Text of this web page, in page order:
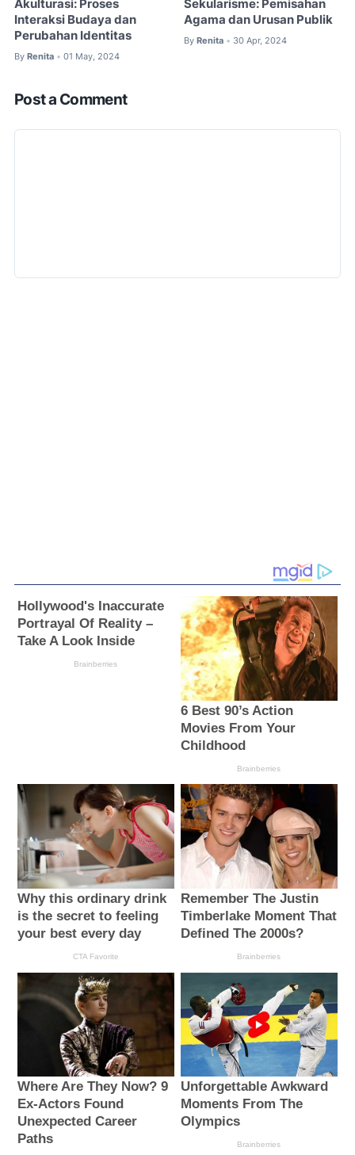
Akulturasi: Proses
Interaksi Budaya dan
Perubahan Identitas
By Renita • 01 May, 2024
Sekularisme: Pemisahan
Agama dan Urusan Publik
By Renita • 30 Apr, 2024
Post a Comment